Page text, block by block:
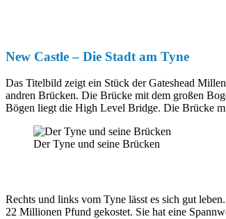
New Castle – Die Stadt am Tyne
Das Titelbild zeigt ein Stück der Gateshead
andren Brücken. Die Brücke mit dem großen
Bögen liegt die High Level Bridge. Die Brücke
Der Tyne und seine Brücken
Rechts und links vom Tyne lässt es sich gut
22 Millionen Pfund gekostet. Sie hat eine